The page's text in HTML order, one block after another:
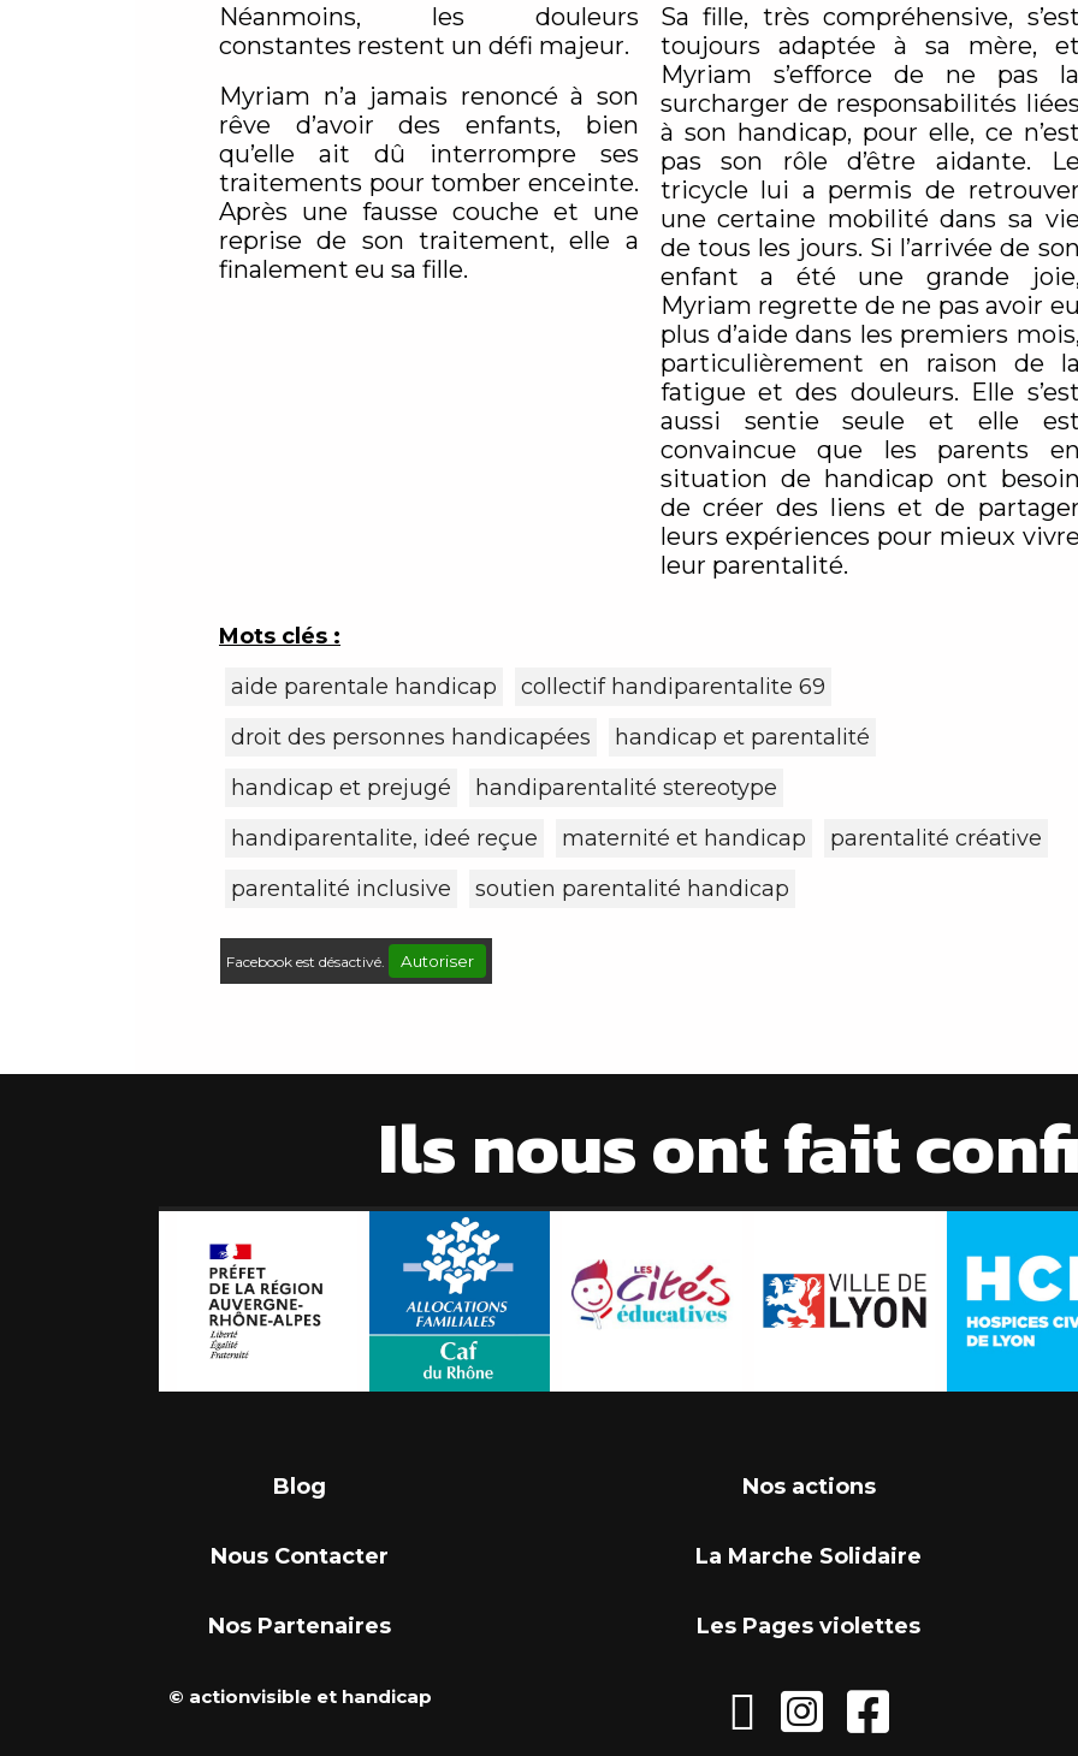
Néanmoins, les douleurs
constantes restent un défi majeur.
Myriam n’a jamais renoncé à son
rêve d’avoir des enfants, bien
qu’elle ait dû interrompre ses
traitements pour tomber enceinte.
Après une fausse couche et une
reprise de son traitement, elle a
finalement eu sa fille.
Sa fille, très compréhensive, s’est
toujours adaptée à sa mère, et
Myriam s’efforce de ne pas la
surcharger de responsabilités liées
à son handicap, pour elle, ce n’est
pas son rôle d’être aidante. Le
tricycle lui a permis de retrouver
une certaine mobilité dans sa vie
de tous les jours. Si l’arrivée de son
enfant a été une grande joie,
Myriam regrette de ne pas avoir eu
plus d’aide dans les premiers mois,
particulièrement en raison de la
fatigue et des douleurs. Elle s’est
aussi sentie seule et elle est
convaincue que les parents en
situation de handicap ont besoin
de créer des liens et de partager
leurs expériences pour mieux vivre
leur parentalité.
Mots clés :
aide parentale handicap
collectif handiparentalite 69
droit des personnes handicapées
handicap et parentalité
handicap et prejugé
handiparentalité stereotype
handiparentalite, ideé reçue
maternité et handicap
parentalité créative
parentalité inclusive
soutien parentalité handicap
Facebook est désactivé. Autoriser
Ils nous ont fait
Blog
Nous Contacter
Nos Partenaires
© actionvisible et handicap
Nos actions
La Marche Solidaire
Les Pages violettes
  